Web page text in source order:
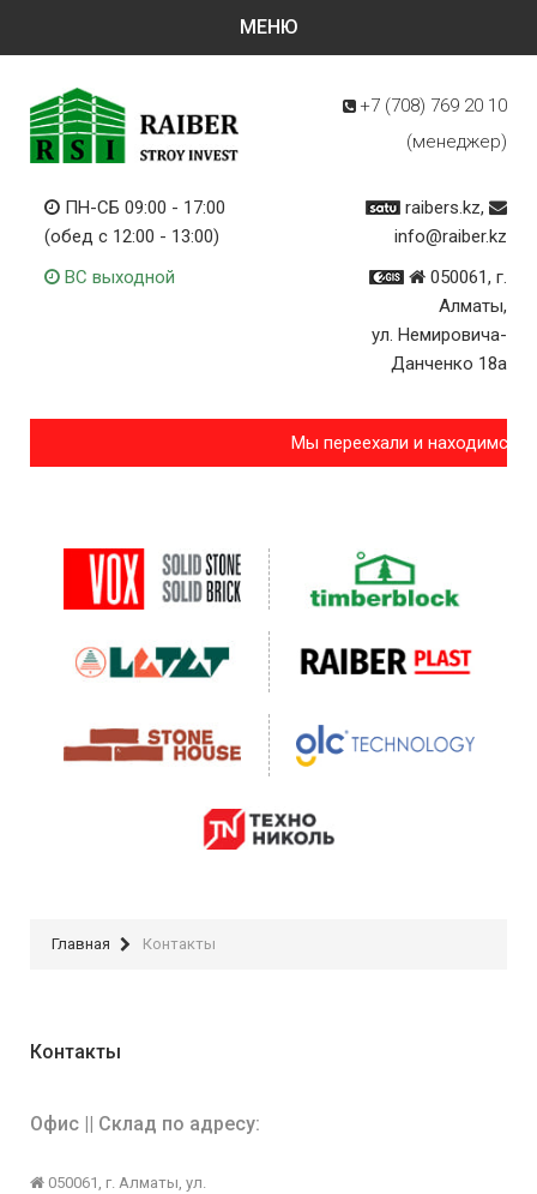
+7 (708) 769 20 10
(менеджер)
ПН-СБ 09:00 - 17:00
(обед с 12:00 - 13:00)
ВС выходной
raibers.kz,
info@raiber.kz
050061, г.
Алматы,
ул. Немировича-
Данченко 18а
Мы переехали и
Главная Контакты
Контакты
Офис || Склад по адресу:
050061, г. Алматы, ул.